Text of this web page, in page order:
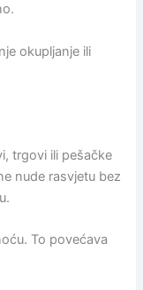
okupljanje ili
trgovi ili pešačke
nude rasvjetu bez
To povećava